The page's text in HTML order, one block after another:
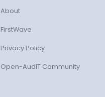
About
FirstWave
Privacy Policy
Open-AudIT Community